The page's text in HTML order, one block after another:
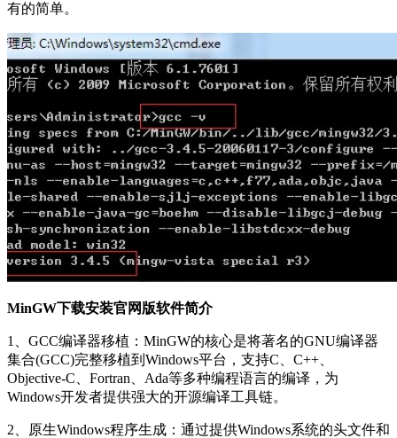
有的简单。
MinGW下载安装官网版软件简介
1、GCC编译器移植：MinGW的核心是将著名的GNU编译器
集合(GCC)完整移植到Windows平台，支持C、C++、
Objective-C、Fortran、Ada等多种编程语言的编译，为
Windows开发者提供强大的开源编译工具链。
2、原生Windows程序生成：通过提供Windows系统的头文件和